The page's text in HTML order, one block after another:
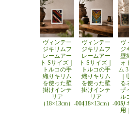
ヴィンテー
ジキリムフ
レームアー
ト Sサイズ｜
トルコの手
織りキリム
を使った壁
掛けインテ
リア
（18×13cm）-004
ヴィンテー
ジキリムフ
レームアー
ト Sサイズ｜
トルコの手
織りキリム
を使った壁
掛けインテ
リア
（18×13cm）-005
ヴ
ジ
壁
ォ
ム
る
ザ
ル
り
用